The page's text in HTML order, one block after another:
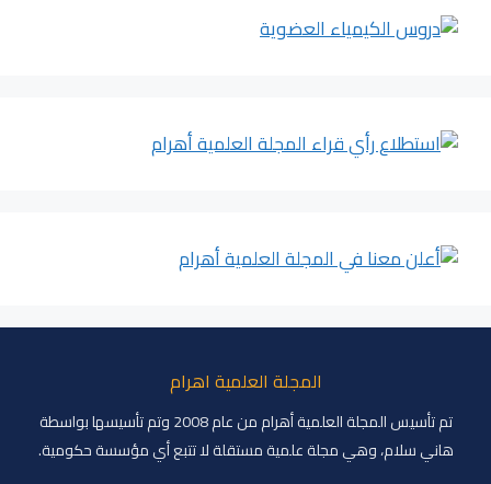
المجلة العلمية اهرام
تم تأسيس المجلة العلمية أهرام من عام 2008 وتم تأسيسها بواسطة
هاني سلام، وهي مجلة علمية مستقلة لا تتبع أي مؤسسة حكومية.